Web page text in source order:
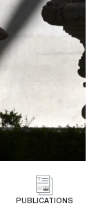
PUBLICATIONS